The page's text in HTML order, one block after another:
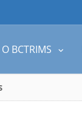
O BCTRIMS